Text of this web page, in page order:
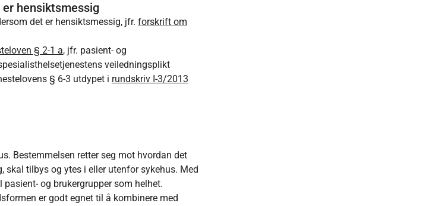
hensiktsmessig
det er hensiktsmessig, jfr. forskrift om
§ 2-1 a, jfr. pasient- og
veiledningsplikt
§ 6-3 utdypet i rundskriv I-3/2013
Bestemmelsen retter seg mot hvordan det
skal tilbys og ytes i eller utenfor sykehus. Med
og brukergrupper som helhet.
er godt egnet til å kombinere med